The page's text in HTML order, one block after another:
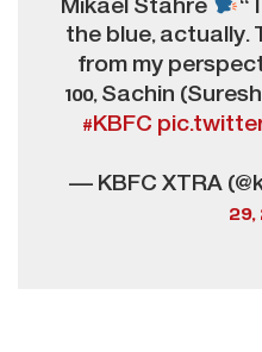
Mikael Stahre
the blue, actually.
from my
100, Sachin
#KBFC
— KBFC XTRA
29,